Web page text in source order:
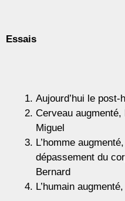
Essais
Aujourd’hui le
Cerveau
Miguel
L’homme
dépassement du
Bernard
L’humain